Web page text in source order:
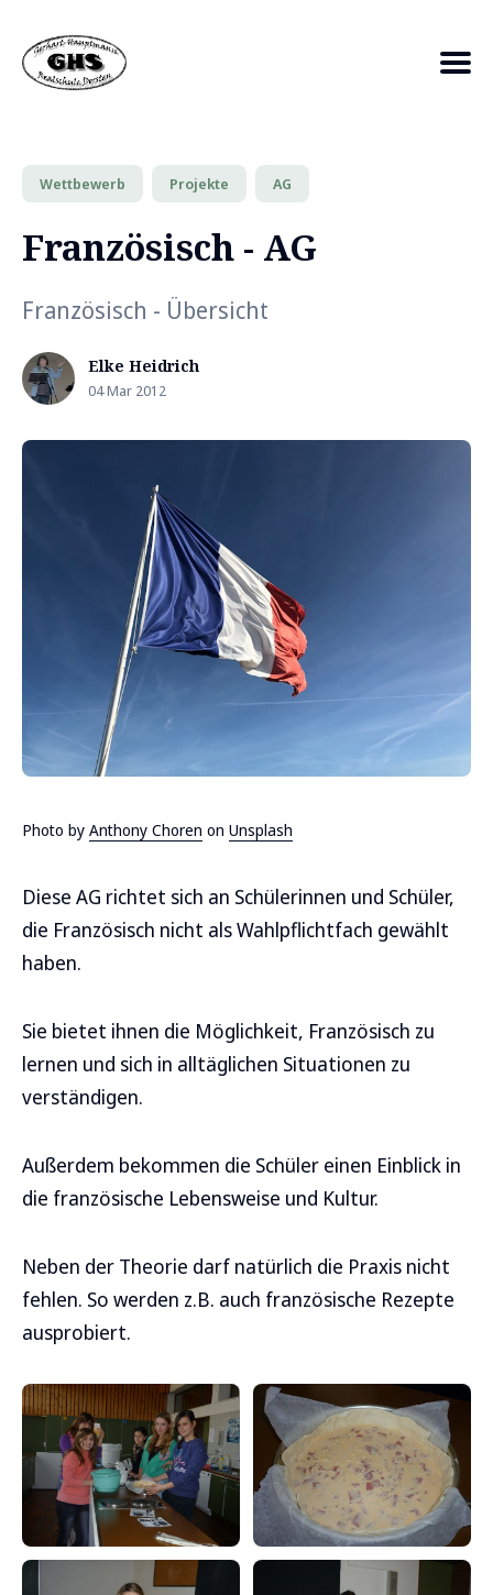
Search
Blog
Wettbewerb Projekte AG
Französisch - AG
Französisch - Übersicht
Elke Heidrich
04 Mar 2012
Photo by Anthony Choren on Unsplash
Diese AG richtet sich an Schülerinnen und Schüler,
die Französisch nicht als Wahlpflichtfach gewählt
haben.
Sie bietet ihnen die Möglichkeit, Französisch zu
lernen und sich in alltäglichen Situationen zu
verständigen.
Außerdem bekommen die Schüler einen Einblick in
die französische Lebensweise und Kultur.
Neben der Theorie darf natürlich die Praxis nicht
fehlen. So werden z.B. auch französische Rezepte
ausprobiert.